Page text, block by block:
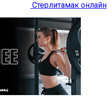
Стерлитамак онлайн